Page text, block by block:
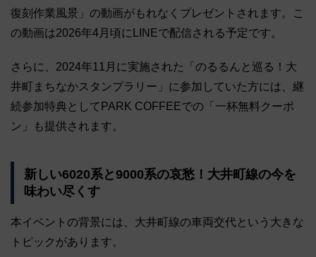
復刻作業風景」の動画がもれなくプレゼントされます。こ
の動画は2026年4月頃にLINEで配信される予定です。
さらに、2024年11月に実施された「のるるんと巡る！大
井町まちなかスタンプラリー」に参加していた方には、継
続参加特典としてPARK COFFEEでの「一杯無料クーポ
ン」も提供されます。
新しい6020系と9000系の哀愁！大井町線の今を
味わい尽くす
本イベントの背景には、大井町線の車両交代という大きな
トピックがあります。